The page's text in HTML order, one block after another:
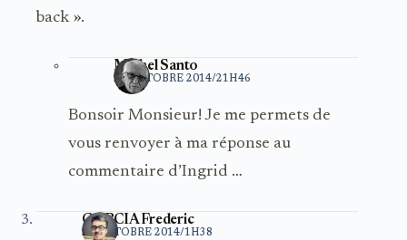
back ».
Michel Santo
21 OCTOBRE 2014/21H46
Bonsoir Monsieur! Je me permets de
vous renvoyer à ma réponse au
commentaire d’Ingrid …
GARCIA Frederic
22 OCTOBRE 2014/1H38